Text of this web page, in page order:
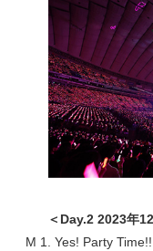
＜Day.2 2023年
M 1. Yes! Party